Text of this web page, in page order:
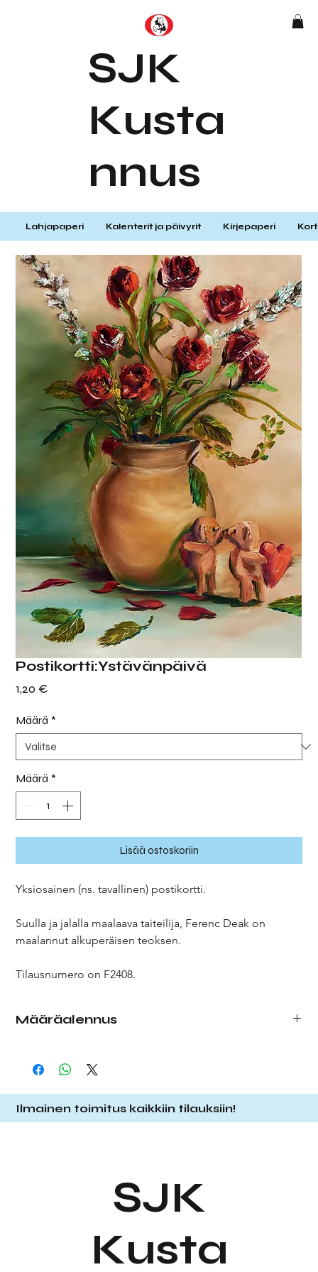
SJK
Kusta
nnus
Postikortti:Ystävänpäivä
1,20 €
Määrä *
Määrä *
Lisää ostoskoriin
Yksiosainen (ns. tavallinen) postikortti.
Suulla ja jalalla maalaava taiteilija, Ferenc Deak on
maalannut alkuperäisen teoksen.
Tilausnumero on F2408.
Määräalennus
määrä kortteja. Tilatessasi enemmän kortteja, saat
1 kpl1,20 € (á 1,20 €)
10 kpl10,00 € (á 1,00 €)
Ilmainen toimitus kaikkiin tilauksiin!
Lahjapaperi Kalenterit ja päivyrit Kirjepaperi
SJK
Kusta